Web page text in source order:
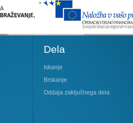
Dela
Iskanje
Brskanje
Oddaja zaključnega dela